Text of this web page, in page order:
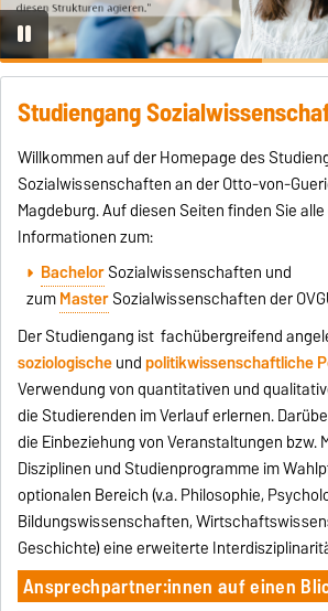
Studiengang
Willkommen auf der Homepage des
Sozialwissenschaften an der Otto-von-
Magdeburg. Auf diesen Seiten finden Sie
Informationen zum:
BachelorSozialwissenschaften und
zumMasterSozialwissenschaften der
Der Studiengang ist fachübergreifend
soziologischeundpolitikwissenschaftliche
Verwendung von quantitativen und
die Studierenden im Verlauf erlernen.
die Einbeziehung von Veranstaltungen bzw.
Disziplinen und Studienprogramme im
optionalen Bereich (v.a. Philosophie,
Bildungswissenschaften,
Geschichte) eine erweiterte
Ansprechpartner:innen auf einen